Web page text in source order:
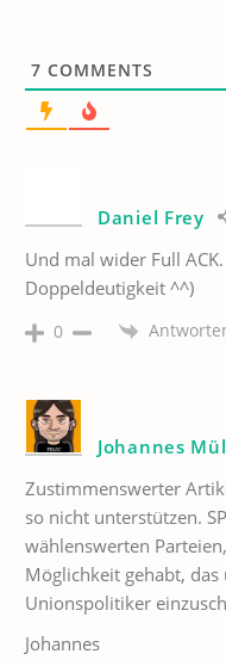
7 COMMENTS
Daniel Frey
Und mal wider Full
Doppeldeutigkeit ^^)
0
Johannes
Zustimmenswerter
so nicht unterstützen.
wählenswerten
Möglichkeit gehabt,
Unionspolitiker
Johannes